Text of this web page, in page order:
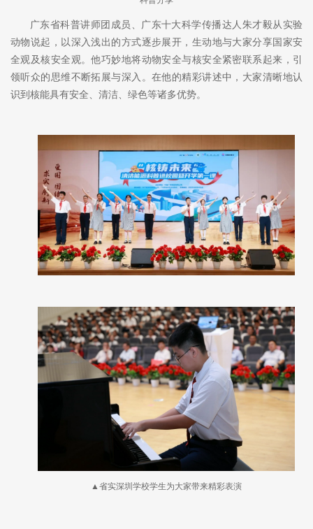
广东省科普讲师团成员、广东十大科学传播达人朱才毅从实验
动物说起，以深入浅出的方式逐步展开，生动地与大家分享国家安
全观及核安全观。他巧妙地将动物安全与核安全紧密联系起来，引
领听众的思维不断拓展与深入。在他的精彩讲述中，大家清晰地认
识到核能具有安全、清洁、绿色等诸多优势。
▲省实深圳学校学生为大家带来精彩表演